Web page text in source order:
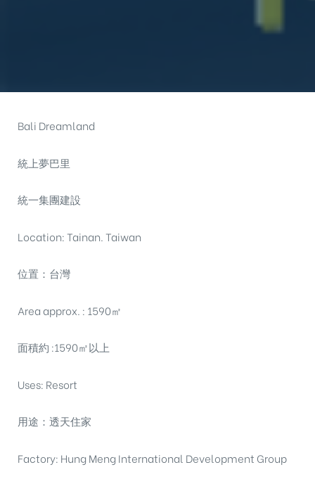
Bali Dreamland
統上夢巴里
統一集團建設
Location: Tainan. Taiwan
位置：台灣
Area approx. : 1590㎡
面積約 :1590㎡以上
Uses: Resort
用途：透天住家
Factory: Hung Meng International Development Group